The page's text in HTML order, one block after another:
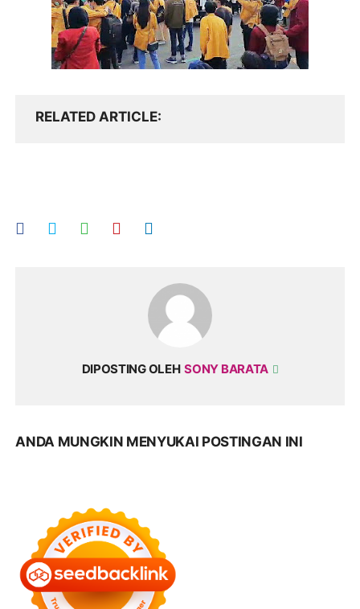
RELATED ARTICLE
DIPOSTING OLEH SONY BARATA
ANDA MUNGKIN MENYUKAI POSTINGAN INI